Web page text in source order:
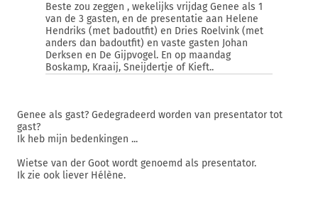
Beste zou zeggen , wekelijks vrijdag Genee als 1
van de 3 gasten, en de presentatie aan Helene
Hendriks (met badoutfit) en Dries Roelvink (met
anders dan badoutfit) en vaste gasten Johan
Derksen en De Gijpvogel. En op maandag
Boskamp, Kraaij, Sneijdertje of Kieft..
Genee als gast? Gedegradeerd worden van presentator tot
gast?
Ik heb mijn bedenkingen ...
Wietse van der Goot wordt genoemd als presentator.
Ik zie ook liever Hélène.